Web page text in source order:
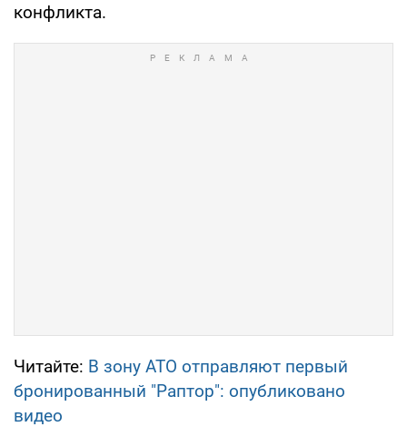
конфликта.
Читайте: В зону АТО отправляют первый
бронированный "Раптор": опубликовано
видео